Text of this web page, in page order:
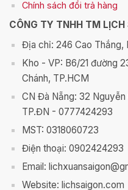
Chính sách đổi trả hàng
CÔNG TY TNHH TM LỊCH
Địa chỉ: 246 Cao Thắng,
Kho - VP: B6/21 đường
Chánh, TP.HCM
CN Đà Nẵng: 32 Nguyễn
TP.ĐN - 0777424293
MST: 0318060723
Điện thoại: 0902424293
Email:
Website: lichsaigon.com